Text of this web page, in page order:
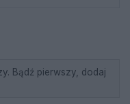
Bądź pierwszy, dodaj